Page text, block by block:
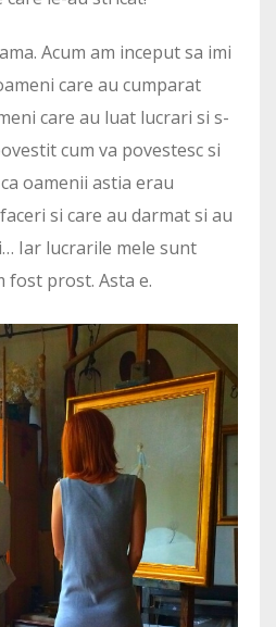
Acum am inceput sa imi
care au cumparat
care au luat lucrari si s-
cum va povestesc si
oamenii astia erau
si care au darmat si au
Iar lucrarile mele sunt
fost prost. Asta e.